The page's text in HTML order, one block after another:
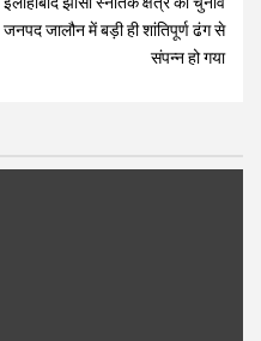
जनपद जालौन में बड़ी ही शांतिपूर्ण ढंग से
संपन्न हो गया